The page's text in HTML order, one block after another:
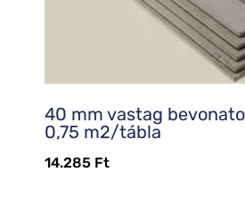
40 mm vastag
0,75 m2/tábla
14.285 Ft